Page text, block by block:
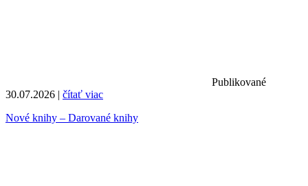
Publikované
30.07.2026 | čítať viac
Nové knihy – Darované knihy